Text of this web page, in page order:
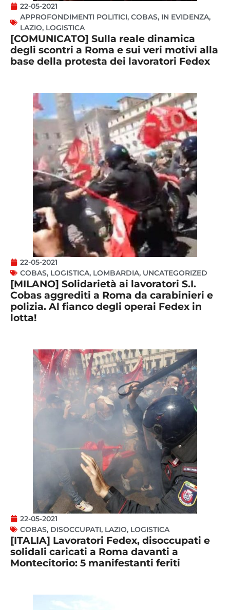
22-05-2021
APPROFONDIMENTI POLITICI, COBAS, IN EVIDENZA,
LAZIO, LOGISTICA
[COMUNICATO] Sulla reale dinamica
degli scontri a Roma e sui veri motivi alla
base della protesta dei lavoratori Fedex
22-05-2021
COBAS, LOGISTICA, LOMBARDIA, UNCATEGORIZED
[MILANO] Solidarietà ai lavoratori S.I.
Cobas aggrediti a Roma da carabinieri e
polizia. Al fianco degli operai Fedex in
lotta!
22-05-2021
COBAS, DISOCCUPATI, LAZIO, LOGISTICA
[ITALIA] Lavoratori Fedex, disoccupati e
solidali caricati a Roma davanti a
Montecitorio: 5 manifestanti feriti